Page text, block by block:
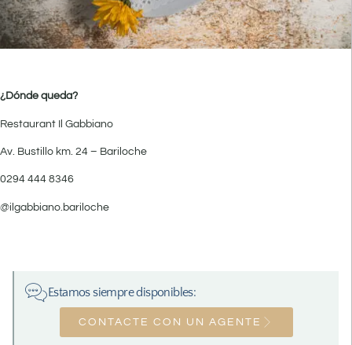
¿Dónde queda?
Restaurant Il Gabbiano
Av. Bustillo km. 24 – Bariloche
0294 444 8346
@ilgabbiano.bariloche
Estamos siempre disponibles:
CONTACTE CON UN AGENTE